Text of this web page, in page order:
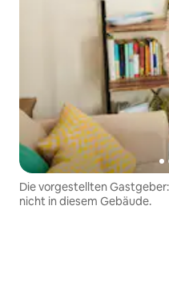
Die vorgestellten
nicht in diesem Gebäude.